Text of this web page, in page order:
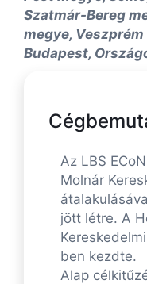
Szatmár-Bereg
megye,
Budapest,
Az LBS
Molnár
jött létre. A
ben kezdte.
Alap